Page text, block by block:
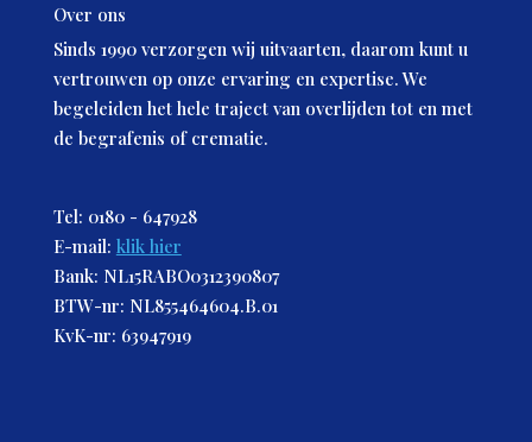
Over ons
Sinds 1990 verzorgen wij uitvaarten, daarom kunt u
vertrouwen op onze ervaring en expertise. We
begeleiden het hele traject van overlijden tot en met
de begrafenis of crematie.
Tel: 0180 - 647928
E-mail: klik hier
Bank: NL15RABO0312390807
BTW-nr: NL855464604.B.01
KvK-nr: 63947919